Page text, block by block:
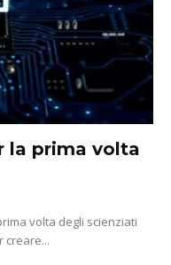
la prima volta
volta degli scienziati
creare...